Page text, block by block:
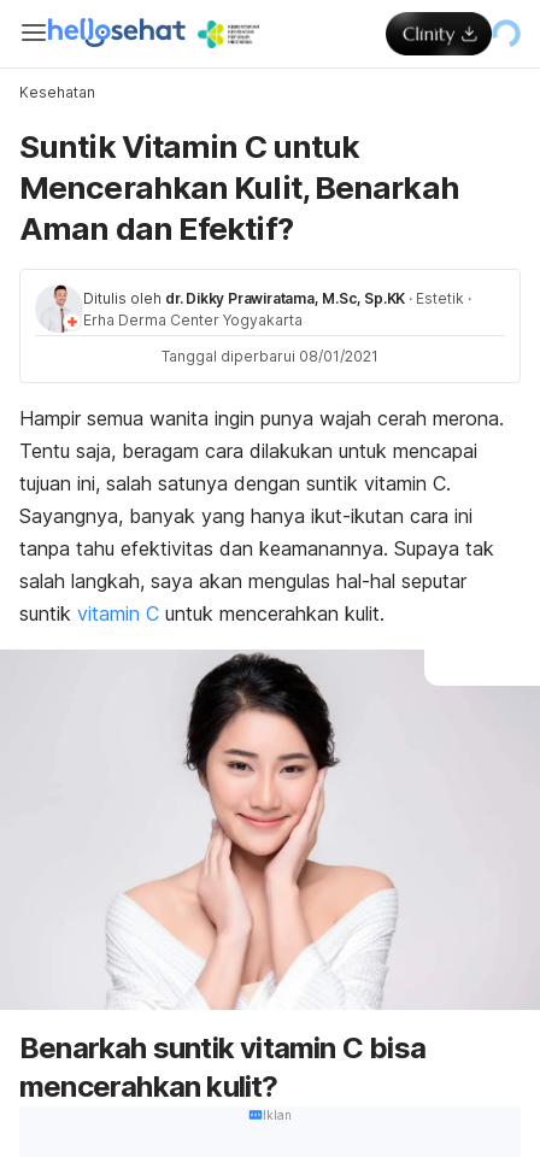
Kesehatan
Suntik Vitamin C untuk
Mencerahkan Kulit, Benarkah
Aman dan Efektif?
Ditulis oleh dr. Dikky Prawiratama, M.Sc, Sp.KK · Estetik ·
Erha Derma Center Yogyakarta
Tanggal diperbarui 08/01/2021
Hampir semua wanita ingin punya wajah cerah merona.
Tentu saja, beragam cara dilakukan untuk mencapai
tujuan ini, salah satunya dengan suntik vitamin C.
Sayangnya, banyak yang hanya ikut-ikutan cara ini
tanpa tahu efektivitas dan keamanannya. Supaya tak
salah langkah, saya akan mengulas hal-hal seputar
suntik vitamin C untuk mencerahkan kulit.
Benarkah suntik vitamin C bisa
mencerahkan kulit?
Iklan